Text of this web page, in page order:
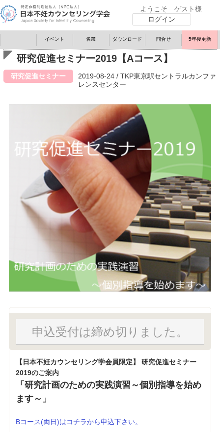
ようこそ ゲスト様
ログイン
イベント 名簿 ダウンロード 問合せ 5年後更新
研究促進セミナー2019【Aコース】
研究促進セミナー
2019-08-24 / TKP東京駅セントラルカンファ
レンスセンター
申込受付は締め切りました。
【日本不妊カウンセリング学会員限定】 研究促進セミナー
2019のご案内
「研究計画のための実践演習～個別指導を始め
ます～」
Bコース(両日)はコチラから申込下さい。